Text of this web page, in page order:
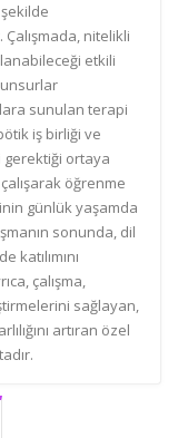
Çalışmada, nitelikli
etkili
sunulan terapi
iş birliği ve
ortaya
öğrenme
günlük yaşamda
sonunda, dil
çalışma,
sağlayan,
artıran özel